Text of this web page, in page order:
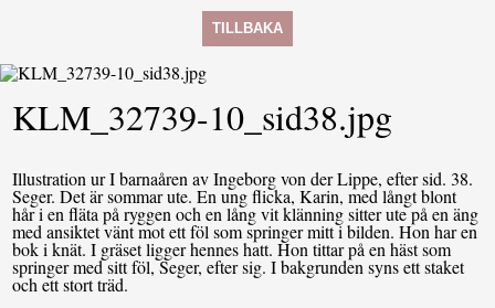
TILLBAKA
KLM_32739-10_sid38.jpg
Illustration ur I barnaåren av Ingeborg von der Lippe, efter sid. 38.
Seger. Det är sommar ute. En ung flicka, Karin, med långt blont
hår i en fläta på ryggen och en lång vit klänning sitter ute på en äng
med ansiktet vänt mot ett föl som springer mitt i bilden. Hon har en
bok i knät. I gräset ligger hennes hatt. Hon tittar på en häst som
springer med sitt föl, Seger, efter sig. I bakgrunden syns ett staket
och ett stort träd.